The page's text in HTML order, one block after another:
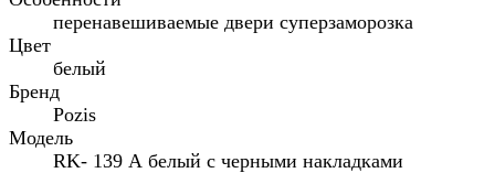
перенавешиваемые двери суперзаморозка
Цвет
белый
Бренд
Pozis
Модель
RK- 139 А белый с черными накладками